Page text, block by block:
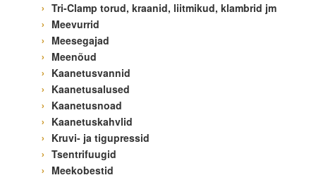
Tri-Clamp torud, kraanid, liitmikud, klambrid jm
Meevurrid
Meesegajad
Meenõud
Kaanetusvannid
Kaanetusalused
Kaanetusnoad
Kaanetuskahvlid
Kruvi- ja tigupressid
Tsentrifuugid
Meekobestid